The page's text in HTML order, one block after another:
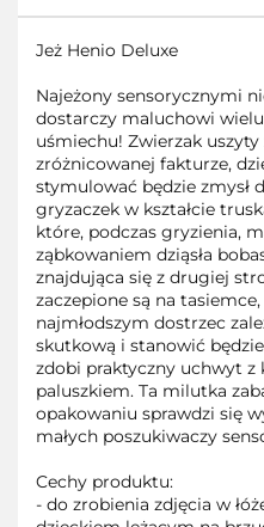
Jeż Henio Deluxe
Najeżony sensorycznymi
dostarczy maluchowi
uśmiechu! Zwierzak uszyty
zróżnicowanej fakturze,
stymulować będzie zmysł
gryzaczek w kształcie
które, podczas gryzienia,
ząbkowaniem dziąsła
znajdująca się z drugiej
zaczepione są na
najmłodszym dostrzec
skutkową i stanowić będzie
zdobi praktyczny uchwyt z
paluszkiem. Ta milutka
opakowaniu sprawdzi się
małych poszukiwaczy
Cechy produktu:
- do zrobienia zdjęcia w